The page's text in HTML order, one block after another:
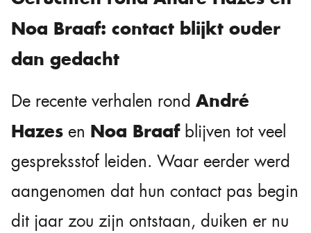
Noa Braaf: contact blijkt ouder
dan gedacht
De recente verhalen rond André
Hazes en Noa Braafblijven tot veel
gespreksstof leiden. Waar eerder werd
aangenomen dat hun contact pas begin
dit jaar zou zijn ontstaan, duiken er nu